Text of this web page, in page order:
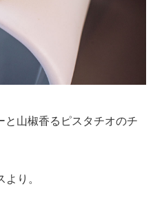
山椒香るピスタチオのチ
り。